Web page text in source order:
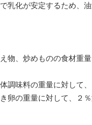
乳化が安定するため、
炒めものの食材重量
調味料の重量に対して
の重量に対して、２％